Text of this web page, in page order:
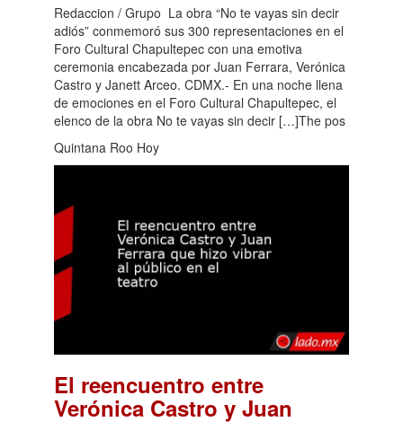
Redaccion / Grupo La obra “No te vayas sin decir
adiós” conmemoró sus 300 representaciones en el
Foro Cultural Chapultepec con una emotiva
ceremonia encabezada por Juan Ferrara, Verónica
Castro y Janett Arceo. CDMX.- En una noche llena
de emociones en el Foro Cultural Chapultepec, el
elenco de la obra No te vayas sin decir […]The pos
Quintana Roo Hoy
El reencuentro entre
Verónica Castro y Juan